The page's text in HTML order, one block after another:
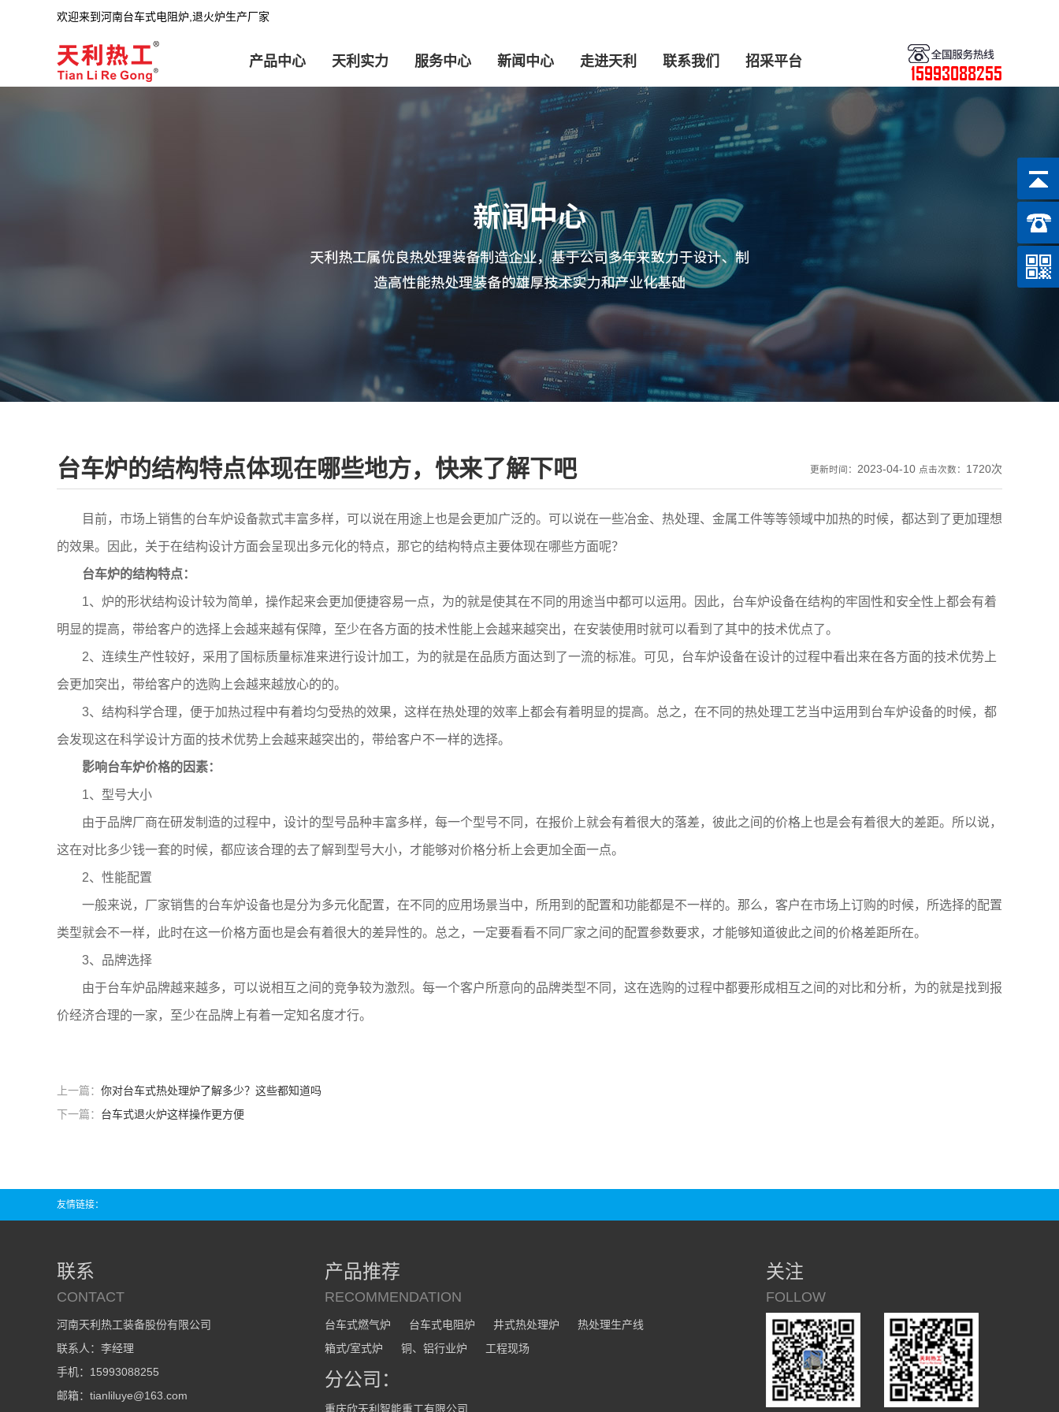
欢迎来到河南台车式电阻炉,退火炉生产厂家
产品中心 天利实力 服务中心 新闻中心 走进天利 联系我们 招采平台 15993088255
台车炉的结构特点体现在哪些地方，快来了解下吧 更新时间： 2023-04-10 点击次数： 1720次
目前，市场上销售的台车炉设备款式丰富多样，可以说在用途上也是会更加广泛的。可以说在一些冶金、热处理、金属工件等等领域中加热的时候，都达到了更加理想
的效果。因此，关于在结构设计方面会呈现出多元化的特点，那它的结构特点主要体现在哪些方面呢？
台车炉的结构特点：
1、炉的形状结构设计较为简单，操作起来会更加便捷容易一点，为的就是使其在不同的用途当中都可以运用。因此，台车炉设备在结构的牢固性和安全性上都会有着
明显的提高，带给客户的选择上会越来越有保障，至少在各方面的技术性能上会越来越突出，在安装使用时就可以看到了其中的技术优点了。
2、连续生产性较好，采用了国标质量标准来进行设计加工，为的就是在品质方面达到了一流的标准。可见，台车炉设备在设计的过程中看出来在各方面的技术优势上
会更加突出，带给客户的选购上会越来越放心的的。
3、结构科学合理，便于加热过程中有着均匀受热的效果，这样在热处理的效率上都会有着明显的提高。总之，在不同的热处理工艺当中运用到台车炉设备的时候，都
会发现这在科学设计方面的技术优势上会越来越突出的，带给客户不一样的选择。
影响台车炉价格的因素：
1、型号大小
由于品牌厂商在研发制造的过程中，设计的型号品种丰富多样，每一个型号不同，在报价上就会有着很大的落差，彼此之间的价格上也是会有着很大的差距。所以说，
这在对比多少钱一套的时候，都应该合理的去了解到型号大小，才能够对价格分析上会更加全面一点。
2、性能配置
一般来说，厂家销售的台车炉设备也是分为多元化配置，在不同的应用场景当中，所用到的配置和功能都是不一样的。那么，客户在市场上订购的时候，所选择的配置
类型就会不一样，此时在这一价格方面也是会有着很大的差异性的。总之，一定要看看不同厂家之间的配置参数要求，才能够知道彼此之间的价格差距所在。
3、品牌选择
由于台车炉品牌越来越多，可以说相互之间的竞争较为激烈。每一个客户所意向的品牌类型不同，这在选购的过程中都要形成相互之间的对比和分析，为的就是找到报
价经济合理的一家，至少在品牌上有着一定知名度才行。
上一篇： 你对台车式热处理炉了解多少？这些都知道吗
下一篇： 台车式退火炉这样操作更方便
友情链接：
联系
CONTACT
河南天利热工装备股份有限公司
联系人：李经理
手机：15993088255
邮箱：tianliluye@163.com
产品推荐
RECOMMENDATION
台车式燃气炉 台车式电阻炉 井式热处理炉
热处理生产线
箱式/室式炉
铜、铝行业炉 工程现场
分公司：
重庆欣天利智能重工有限公司
关注
FOLLOW